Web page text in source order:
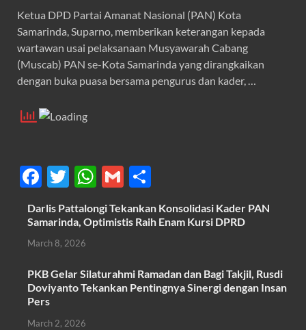
Ketua DPD Partai Amanat Nasional (PAN) Kota
Samarinda, Suparno, memberikan keterangan kepada
wartawan usai pelaksanaan Musyawarah Cabang
(Muscab) PAN se-Kota Samarinda yang dirangkaikan
dengan buka puasa bersama pengurus dan kader, …
F
ac
e
b
o
o
k
T
w
itt
er
W
h
at
A
p
G
m
ail
h
ar
Darlis Pattalongi Tekankan Konsolidasi Kader PAN
Samarinda, Optimistis Raih Enam Kursi DPRD
March 8, 2026
PKB Gelar Silaturahmi Ramadan dan Bagi Takjil, Rusdi
Doviyanto Tekankan Pentingnya Sinergi dengan Insan
Pers
March 2, 2026